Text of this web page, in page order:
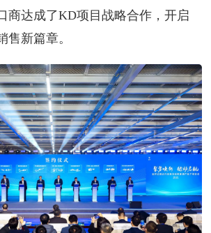
商达成了KD项目战略合作，开启
售新篇章。